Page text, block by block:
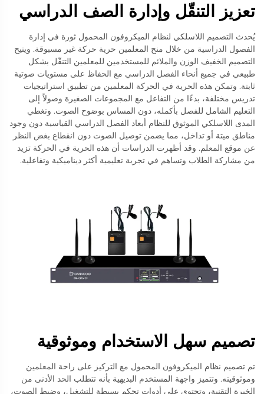
تعزيز التنقّل وإدارة الصف الدراسي
يُحدث التصميم اللاسلكي لنظام الميكروفون المحمول ثورة في إدارة
الفصول الدراسية من خلال منح المعلمين حرية حركة غير مسبوقة. ويتيح
التصميم الخفيف الوزن والملائم للمستخدمين للمعلمين التنقّل بشكل
طبيعي في جميع أنحاء الفصل الدراسي مع الحفاظ على مستويات صوتية
ثابتة. وتمكن هذه الحرية في الحركة المعلمين من تطبيق استراتيجيات
تدريس مختلفة، بدءًا من التفاعل مع المجموعات الصغيرة وصولاً إلى
التعليم الشامل للفصل بأكمله، دون المساس بوضوح الصوت. وتغطي
المدى اللاسلكي الموثوق للنظام أبعاد الفصل الدراسي القياسية دون وجود
مناطق ميتة أو تداخل، مما يضمن توصيل الصوت دون انقطاع بغض النظر
عن موقع المعلم. وقد أظهرت الدراسات أن هذه الحرية في الحركة تزيد
من مشاركة الطلاب وتساهم في تجربة تعليمية أكثر ديناميكية وتفاعلية.
تصميم سهل الاستخدام وموثوقية
تم تصميم نظام الميكروفون المحمول مع التركيز على راحة المعلمين
وموثوقيته. وتتميز واجهة المستخدم البديهية بأنه تتطلب الحد الأدنى من
الخبرة التقنية، وتحتوي على أدوات تحكم بسيطة للتشغيل، وضبط الصوت،